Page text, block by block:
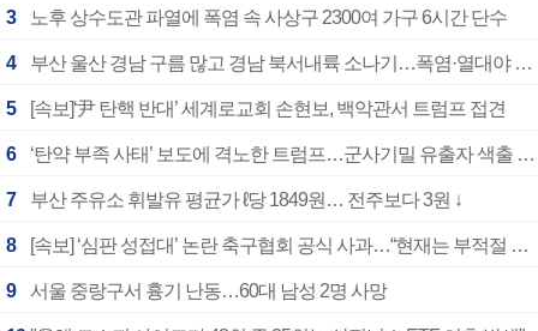
3 노후 상수도관 파열에 폭염 속 사상구 2300여 가구 6시간 단수
4 부산 울산 경남 구름 많고 경남 북서내륙 소나기…폭염·열대야 계속
5 [속보]‘尹 탄핵 반대’ 세계로교회 손현보, 백악관서 트럼프 접견
6 ‘탄약 부족 사태’ 보도에 격노한 트럼프…군사기밀 유출자 색출 지시
7 부산 주유소 휘발유 평균가 ℓ당 1849원… 전주보다 3원 ↓
8 [속보] ‘심판 성접대’ 논란 축구협회 공식 사과…“현재는 부적절 행위 없어”
9 서울 중랑구서 흉기 난동…60대 남성 2명 사망